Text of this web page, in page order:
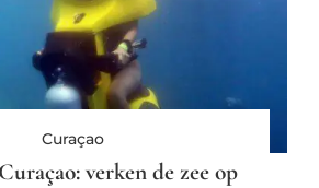
Curaçao
verken de zee op